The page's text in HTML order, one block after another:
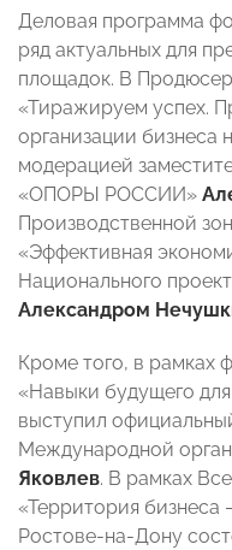
Деловая программа
ряд актуальных для
площадок. В
«Тиражируем успех.
организации бизнеса
модерацией
«ОПОРЫ РОССИИ»
Производственной
«Эффективная
Национального
Александром
Кроме того, в рамках
«Навыки будущего
выступил
Международной
Яковлев. В рамках
«Территория бизнеса
Ростове-на-Дону